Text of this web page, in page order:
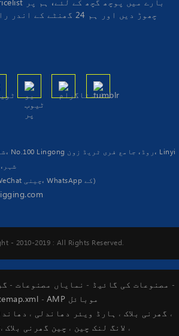
چھوڑ دیں اور ہم 24
+86 15318229230 (WeChat چینی، WhatsApp کے)
- 2010-2019 : All Rights Reserved.
مصنوعات کی گائیڈ - نمایاں مصنوعات - -
-
AMP موبائل
گھرنی بلاک ، ہارڈ ویئر دھاندلی ، ،
، لانگ لنک چین ، ،